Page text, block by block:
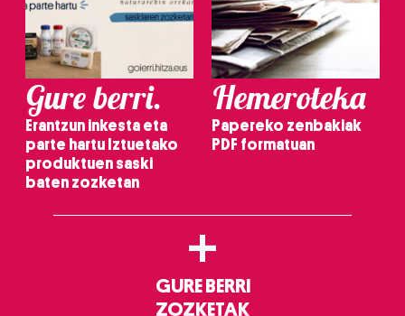
Gure berri.
Erantzun inkesta eta
parte hartu Iztuetako
produktuen saski
baten zozketan
Hemeroteka
Papereko zenbakiak
PDF formatuan
+
GURE BERRI
ZOZKETAK